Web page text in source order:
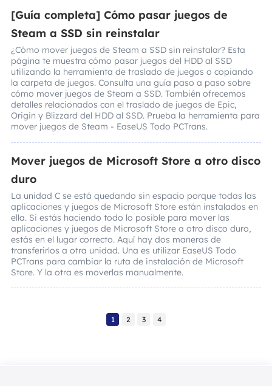
[Guía completa] Cómo pasar juegos de
Steam a SSD sin reinstalar
¿Cómo mover juegos de Steam a SSD sin reinstalar? Esta
página te muestra cómo pasar juegos del HDD al SSD
utilizando la herramienta de traslado de juegos o copiando
la carpeta de juegos. Consulta una guía paso a paso sobre
cómo mover juegos de Steam a SSD. También ofrecemos
detalles relacionados con el traslado de juegos de Epic,
Origin y Blizzard del HDD al SSD. Prueba la herramienta para
mover juegos de Steam - EaseUS Todo PCTrans.
Mover juegos de Microsoft Store a otro disco
duro
La unidad C se está quedando sin espacio porque todas las
aplicaciones y juegos de Microsoft Store están instalados en
ella. Si estás haciendo todo lo posible para mover las
aplicaciones y juegos de Microsoft Store a otro disco duro,
estás en el lugar correcto. Aquí hay dos maneras de
transferirlos a otra unidad. Una es utilizar EaseUS Todo
PCTrans para cambiar la ruta de instalación de Microsoft
Store. Y la otra es moverlas manualmente.
1 2 3 4